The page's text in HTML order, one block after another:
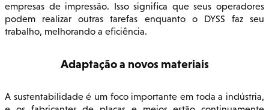
empresas de impressão. Isso significa que seus operadores
podem realizar outras tarefas enquanto o DYSS faz seu
trabalho, melhorando a eficiência.
Adaptação a novos materiais
A sustentabilidade é um foco importante em toda a indústria,